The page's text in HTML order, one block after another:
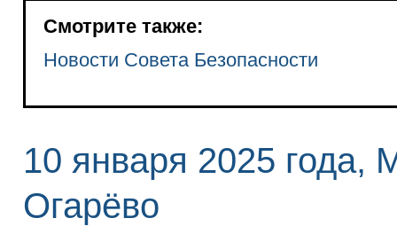
Смотрите также:
Новости Совета Безопасности
10 января 2025 года,
Огарёво